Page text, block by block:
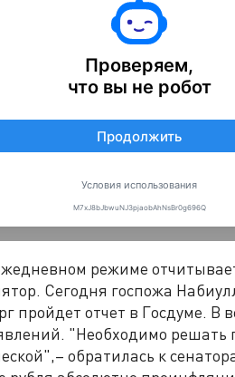
режиме
Сегодня госпожа
пройдет отчет в Госдуме. В
"Необходимо решать
обратилась к